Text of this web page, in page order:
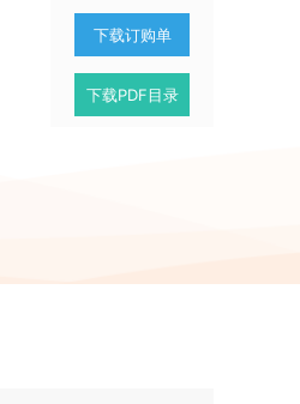
下载订购单
下载PDF目录